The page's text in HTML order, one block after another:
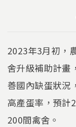
2023年3月初，
舍升級補助計畫
善國內缺蛋狀況
高產蛋率，預計
200間禽舍。